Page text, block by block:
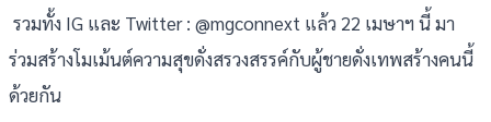
รวมทั้ง IG และ Twitter : @mgconnext แล้ว 22 เมษาฯ นี้ มา
ร่วมสร้างโมเม้นต์ความสุขดั่งสรวงสรรค์กับผู้ชายดั่งเทพสร้างคนนี้
ด้วยกัน